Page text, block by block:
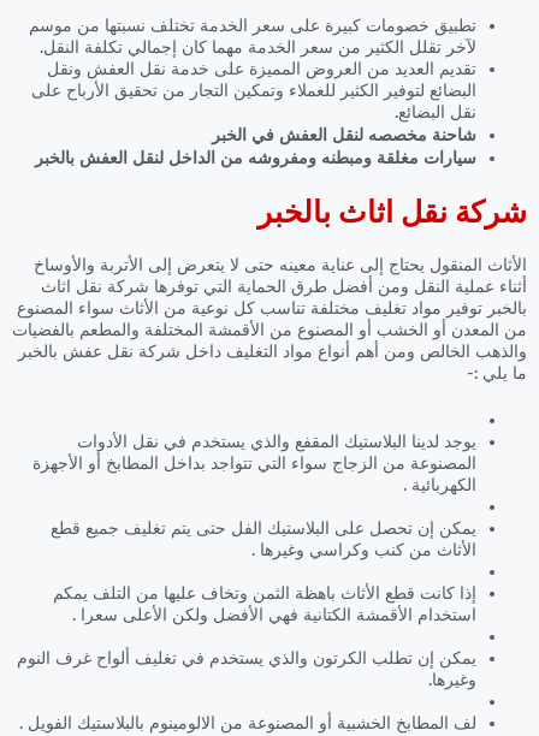
تطبيق خصومات كبيرة على سعر الخدمة تختلف نسبتها من موسم
لآخر تقلل الكثير من سعر الخدمة مهما كان إجمالي تكلفة النقل.
تقديم العديد من العروض المميزة على خدمة نقل العفش ونقل
البضائع لتوفير الكثير للعملاء وتمكين التجار من تحقيق الأرباح على
نقل البضائع.
شاحنة مخصصه لنقل العفش في الخبر
سيارات مغلقة ومبطنه ومفروشه من الداخل لنقل العفش بالخبر
شركة نقل اثاث بالخبر
الأثاث المنقول يحتاج إلى عناية معينه حتى لا يتعرض إلى الأتربة والأوساخ
أثناء عملية النقل ومن أفضل طرق الحماية التي توفرها شركة نقل اثاث
بالخبر توفير مواد تغليف مختلفة تناسب كل نوعية من الأثاث سواء المصنوع
من المعدن أو الخشب أو المصنوع من الأقمشة المختلفة والمطعم بالفضيات
والذهب الخالص ومن أهم أنواع مواد التغليف داخل شركة نقل عفش بالخبر
ما يلي :-
يوجد لدينا البلاستيك المقفع والذي يستخدم في نقل الأدوات
المصنوعة من الزجاج سواء التي تتواجد بداخل المطابخ أو الأجهزة
الكهربائية .
يمكن إن تحصل على البلاستيك الفل حتى يتم تغليف جميع قطع
الأثاث من كنب وكراسي وغيرها .
إذا كانت قطع الأثاث باهظة الثمن وتخاف عليها من التلف يمكم
استخدام الأقمشة الكتانية فهي الأفضل ولكن الأعلى سعرا .
يمكن إن تطلب الكرتون والذي يستخدم في تغليف ألواح غرف النوم
وغيرها.
لف المطابخ الخشبية أو المصنوعة من الالومينوم بالبلاستيك الفويل .